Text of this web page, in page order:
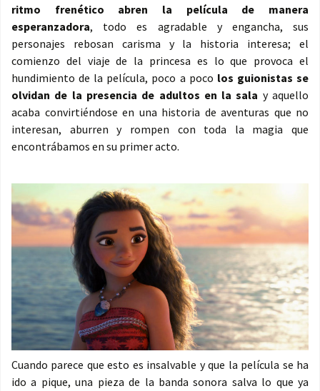
ritmo frenético abren la película de manera
esperanzadora, todo es agradable y engancha, sus
personajes rebosan carisma y la historia interesa; el
comienzo del viaje de la princesa es lo que provoca el
hundimiento de la película, poco a poco los guionistas se
olvidan de la presencia de adultos en la sala y aquello
acaba convirtiéndose en una historia de aventuras que no
interesan, aburren y rompen con toda la magia que
encontrábamos en su primer acto.
Cuando parece que esto es insalvable y que la película se ha
ido a pique, una pieza de la banda sonora salva lo que ya